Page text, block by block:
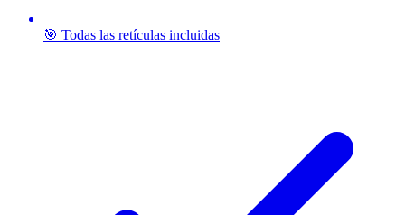
🎯 Todas las retículas incluidas